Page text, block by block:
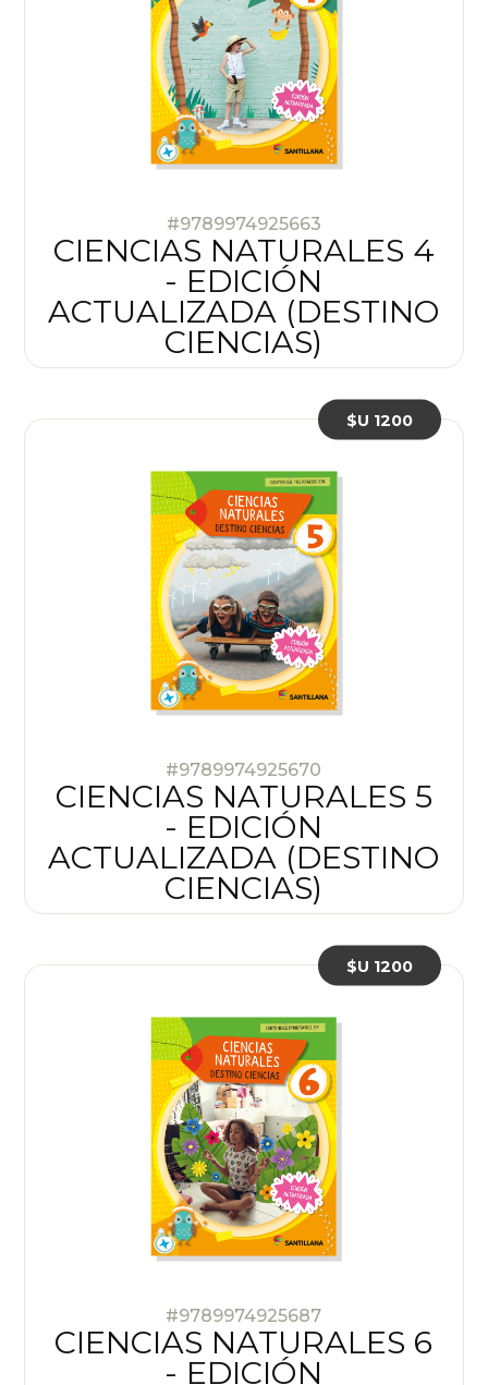
#9789974925663
CIENCIAS NATURALES 4
- EDICIÓN
ACTUALIZADA (DESTINO
CIENCIAS)
#9789974925670
CIENCIAS NATURALES 5
- EDICIÓN
ACTUALIZADA (DESTINO
CIENCIAS)
$U 1200
#9789974925687
CIENCIAS NATURALES 6
- EDICIÓN
$U 1200